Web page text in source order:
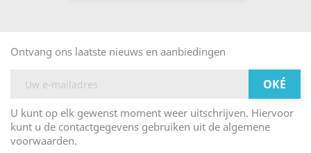
Ontvang ons laatste nieuws en aanbiedingen
U kunt op elk gewenst moment weer uitschrijven. Hiervoor
kunt u de contactgegevens gebruiken uit de algemene
voorwaarden.